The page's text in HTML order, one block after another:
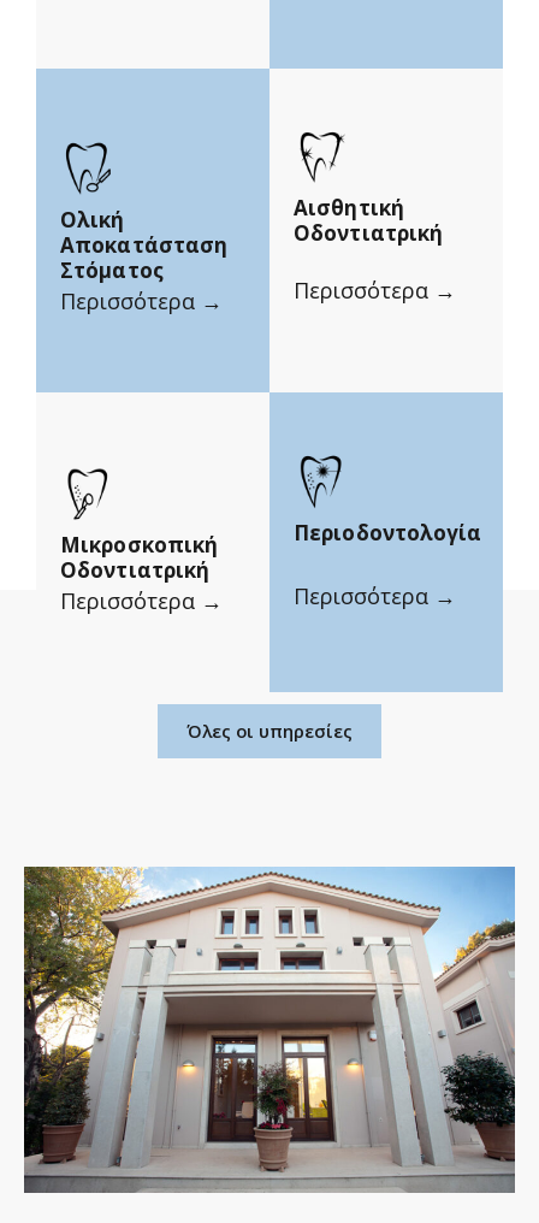
Ολική
Αποκατάσταση
Στόματος
Περισσότερα →
Αισθητική
Οδοντιατρική
Περισσότερα →
Μικροσκοπική
Οδοντιατρική
Περισσότερα →
Περιοδοντολογία
Περισσότερα →
Όλες οι υπηρεσίες